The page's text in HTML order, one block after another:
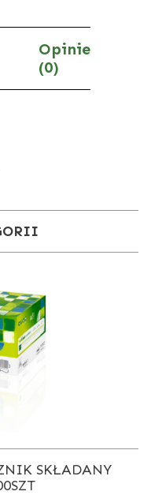
Opinie
(0)
SKŁADANY